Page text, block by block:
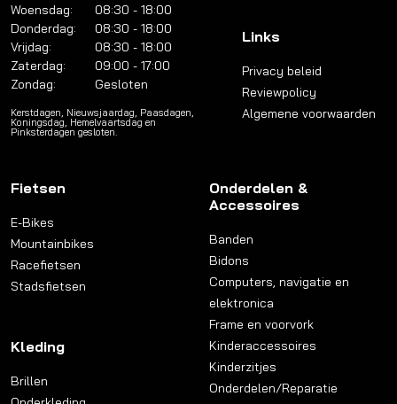
Woensdag:
08:30 - 18:00
Donderdag:
08:30 - 18:00
Vrijdag:
08:30 - 18:00
Zaterdag:
09:00 - 17:00
Zondag:
Gesloten
Kerstdagen, Nieuwsjaardag, Paasdagen,
Koningsdag, Hemelvaartsdag en
Pinksterdagen gesloten.
Links
Privacy beleid
Reviewpolicy
Algemene voorwaarden
Fietsen
E-Bikes
Mountainbikes
Racefietsen
Stadsfietsen
Kleding
Brillen
Onderdelen &
Accessoires
Banden
Bidons
Computers, navigatie en
elektronica
Frame en voorvork
Kinderaccessoires
Kinderzitjes
Onderdelen/Reparatie